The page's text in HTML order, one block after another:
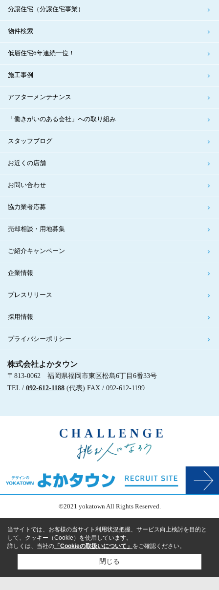
分譲住宅（分譲住宅事業）
物件検索
低層住宅6年連続一位！
施工事例
アフターメンテナンス
「働きがいのある会社」への取り組み
スタッフブログ
お近くの店舗
お問い合わせ
協力業者応募
売却相談・用地募集
ご紹介キャンペーン
企業情報
プレスリリース
採用情報
プライバシーポリシー
株式会社よかタウン
〒813-0062 福岡県福岡市東区松島6丁目6番33号
TEL / 092-612-1188 (代表) FAX / 092-612-1199
©2021 yokatown All Rights Reserved.
当サイトでは、お客様の当サイト利用状況把握、サービス向上検討を目的と
して、クッキー（Cookie）を使用しています。
詳しくは、当社の 「Cookieの取扱いについて」 をご確認ください。
閉じる